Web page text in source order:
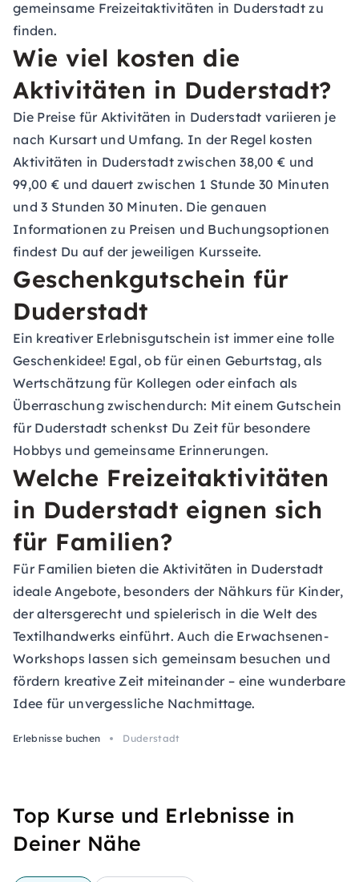
gemeinsame Freizeitaktivitäten in Duderstadt zu
finden.
Wie viel kosten die
Aktivitäten in Duderstadt?
Die Preise für Aktivitäten in Duderstadt variieren je
nach Kursart und Umfang. In der Regel kosten
Aktivitäten in Duderstadt zwischen 38,00 € und
99,00 € und dauert zwischen 1 Stunde 30 Minuten
und 3 Stunden 30 Minuten. Die genauen
Informationen zu Preisen und Buchungsoptionen
findest Du auf der jeweiligen Kursseite.
Geschenkgutschein für
Duderstadt
Ein kreativer Erlebnisgutschein ist immer eine tolle
Geschenkidee! Egal, ob für einen Geburtstag, als
Wertschätzung für Kollegen oder einfach als
Überraschung zwischendurch: Mit einemGutschein
für Duderstadt schenkst Du Zeit für besondere
Hobbys und gemeinsame Erinnerungen.
Welche Freizeitaktivitäten
in Duderstadt eignen sich
für Familien?
Für Familien bieten die Aktivitäten in Duderstadt
ideale Angebote, besonders der Nähkurs für Kinder,
der altersgerecht und spielerisch in die Welt des
Textilhandwerks einführt. Auch die Erwachsenen-
Workshops lassen sich gemeinsam besuchen und
fördern kreative Zeit miteinander – eine wunderbare
Idee für unvergessliche Nachmittage.
Erlebnisse buchen Duderstadt
Top Kurse und Erlebnisse in
Deiner Nähe